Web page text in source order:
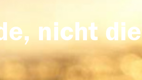
nicht die